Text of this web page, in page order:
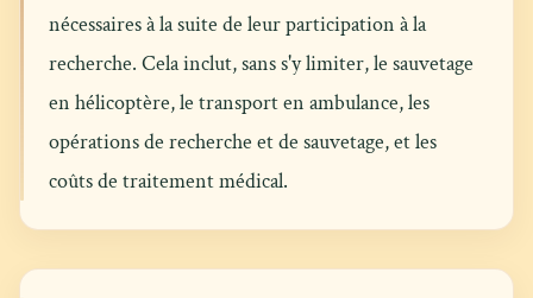
nécessaires à la suite de leur participation à la
recherche. Cela inclut, sans s'y limiter, le sauvetage
en hélicoptère, le transport en ambulance, les
opérations de recherche et de sauvetage, et les
coûts de traitement médical.